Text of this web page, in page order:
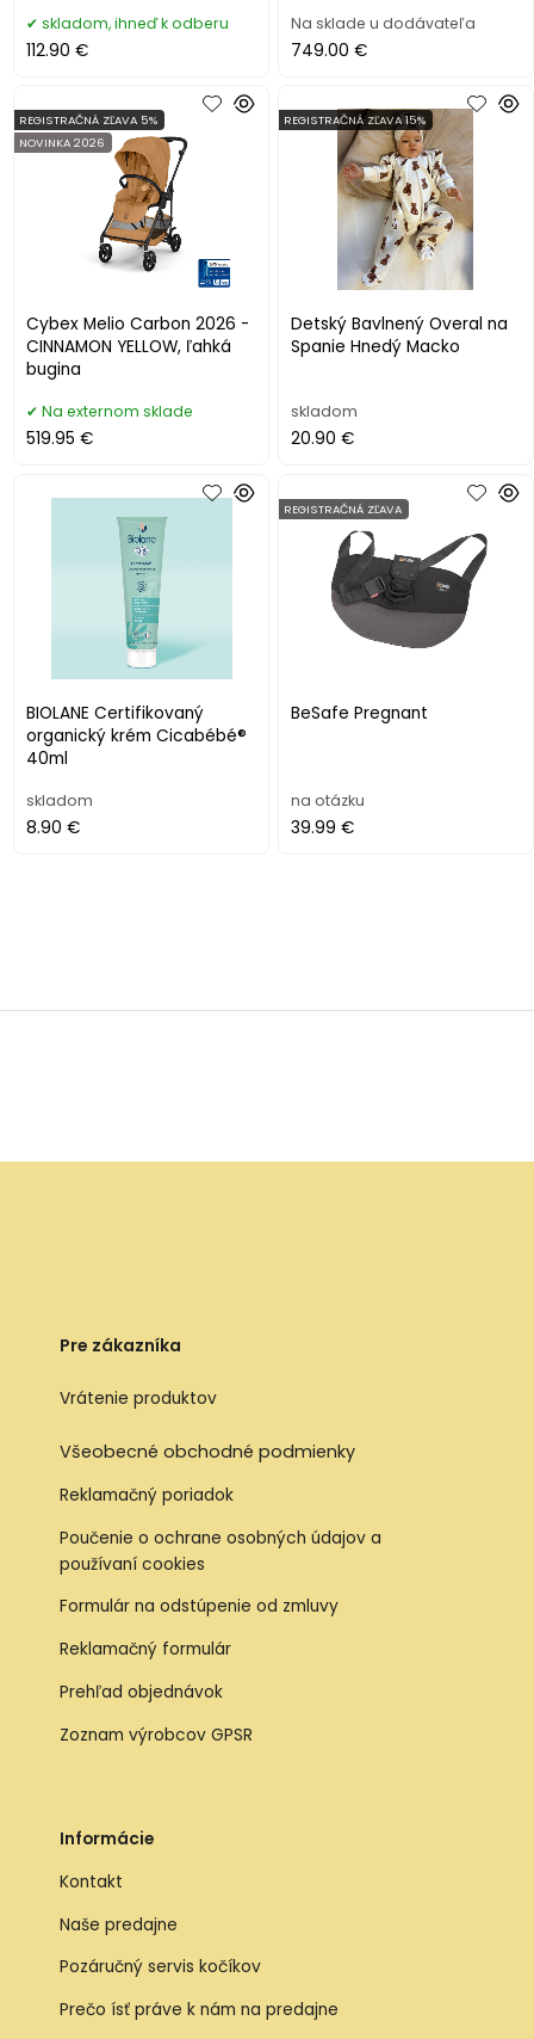
skladom, ihneď k odberu
112.90 €
Na sklade u dodávateľa
749.00 €
Cybex Melio Carbon 2026 -
CINNAMON YELLOW, ľahká
bugina
REGISTRAČNÁ ZĽAVA 5%
NOVINKA 2026
Na externom sklade
519.95 €
Detský Bavlnený Overal na
Spanie Hnedý Macko
REGISTRAČNÁ ZĽAVA 15%
skladom
20.90 €
BIOLANE Certifikovaný
organický krém Cicabébé®
40ml
skladom
8.90 €
BeSafe Pregnant
REGISTRAČNÁ ZĽAVA
na otázku
39.99 €
Pre zákazníka
Vrátenie produktov
Všeobecné obchodné podmienky
Reklamačný poriadok
Poučenie o ochrane osobných údajov a
používaní cookies
Formulár na odstúpenie od zmluvy
Reklamačný formulár
Prehľad objednávok
Zoznam výrobcov GPSR
Informácie
Kontakt
Naše predajne
Pozáručný servis kočíkov
Prečo ísť práve k nám na predajne